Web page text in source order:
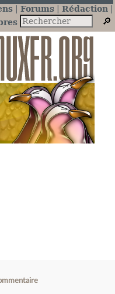
Forums
Rédaction